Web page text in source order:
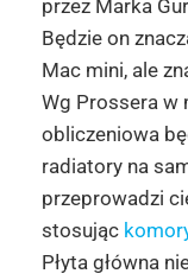
przez Marka
Będzie on
Mac mini, ale
Wg Prossera w
obliczeniowa
radiatory na
przeprowadzi
stosując
Płyta główna